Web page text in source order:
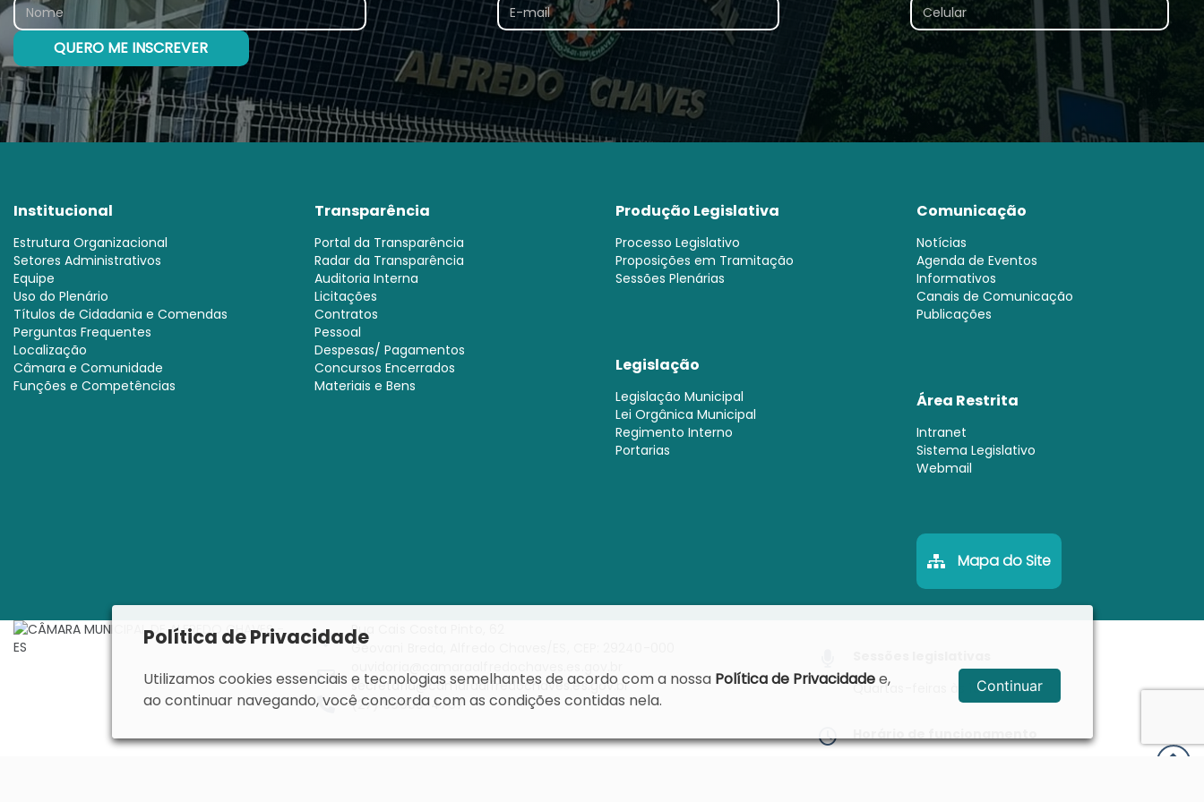
Institucional
Estrutura Organizacional
Setores Administrativos
Equipe
Uso do Plenário
Títulos de Cidadania e Comendas
Perguntas Frequentes
Localização
Câmara e Comunidade
Funções e Competências
Transparência
Portal da Transparência
Radar da Transparência
Auditoria Interna
Licitações
Contratos
Pessoal
Despesas/ Pagamentos
Concursos Encerrados
Materiais e Bens
Produção Legislativa
Processo Legislativo
Proposições em Tramitação
Sessões Plenárias
Legislação
Legislação Municipal
Lei Orgânica Municipal
Regimento Interno
Portarias
Comunicação
Notícias
Agenda de Eventos
Informativos
Canais de Comunicação
Publicações
Área Restrita
Intranet
Sistema Legislativo
Webmail
Mapa do Site
Rua Cais Costa Pinto, 62
Geovani Breda, Alfredo Chaves/ES, CEP: 29240-000
secretaria@camaraalfredochaves.es.gov.br
(27) 99909-4767
Quartas-feiras às 18h
Política de Privacidade
Utilizamos cookies essenciais e tecnologias semelhantes de acordo com a nossa Política de Privacidadee,
ao continuar navegando, você concorda com as condições contidas nela.
Continuar